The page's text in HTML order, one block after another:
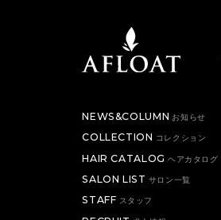
NEWS&COLUMN お知らせ
COLLECTION コレクション
HAIR CATALOG ヘアカタログ
SALON LIST サロン一覧
STAFF スタッフ